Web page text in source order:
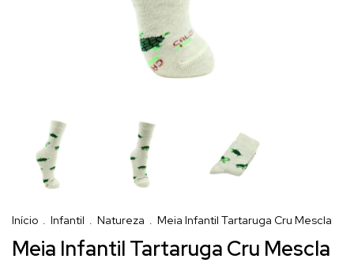
Início . Infantil . Natureza . Meia Infantil Tartaruga Cru Mescla
Meia Infantil Tartaruga Cru Mescla